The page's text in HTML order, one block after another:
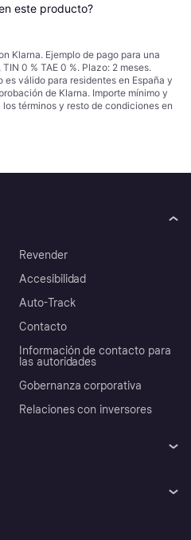
este producto?
Klarna. Ejemplo de pago para una
0 % TAE 0 %. Plazo: 2 meses.
válido para residentes en España y
de Klarna. Importe mínimo y
términos y resto de condiciones en
Revender
Accesibilidad
Auto-Track
Contacto
Información de contacto para
las autoridades
Gobernanza corporativa
Relaciones con inversores